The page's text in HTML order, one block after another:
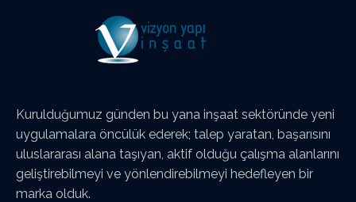
Kurulduğumuz günden bu yana inşaat sektöründe yeni
uygulamalara öncülük ederek; talep yaratan, başarısını
uluslararası alana taşıyan, aktif olduğu çalışma alanlarını
geliştirebilmeyi ve yönlendirebilmeyi hedefleyen bir
marka olduk.